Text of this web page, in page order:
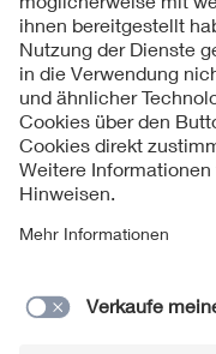
Kontakt
Impressum
Datenschutzinformationen
Cookie Hinweise
Compliance
Jahresarchiv